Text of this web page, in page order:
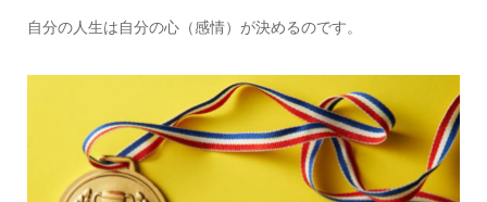
自分の人生は自分の心（感情）が決めるのです。